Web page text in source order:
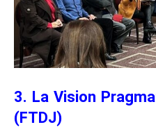
3. La Vision
(FTDJ)